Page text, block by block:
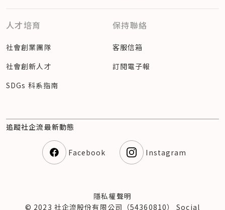
人才培育
社會創業團隊
社會創新人才
SDGs 科系指南
保持聯絡
客服信箱
訂閱電子報
追蹤社企流最新動態
Facebook Instagram
隱私權聲明
© 2023 社企流股份有限公司（54360810） Social